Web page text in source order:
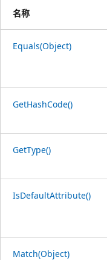
名称
Equals(Object)
GetHashCode()
GetType()
IsDefaultAttribute()
Match(Object)